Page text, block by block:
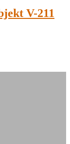
V-211